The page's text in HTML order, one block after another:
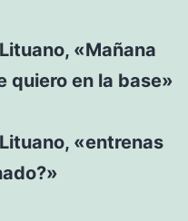
«Mañana
quiero en la base»
«entrenas